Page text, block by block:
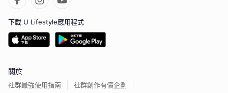
下載 U Lifestyle應用程式
關於
社群最強使用指南 社群創作有價企劃